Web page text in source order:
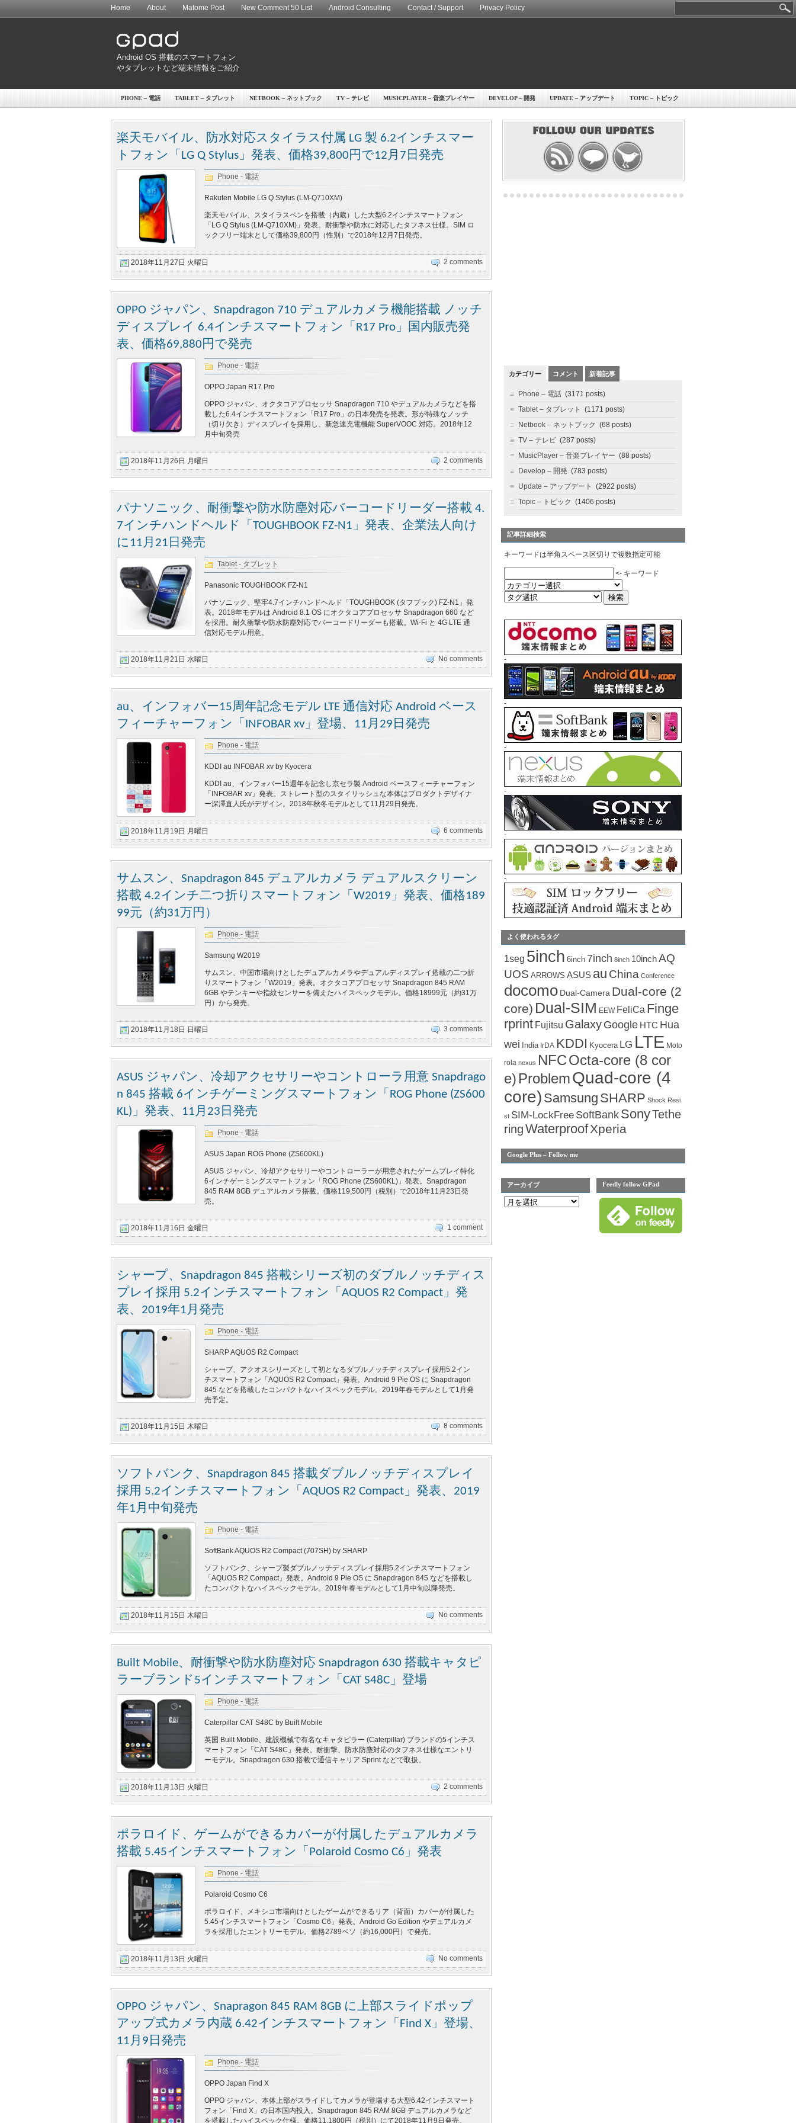
Home About Matome Post New Comment 50 List Android Consulting Contact / Support Privacy Policy
Android OS 搭載のスマートフォン
やタブレットなど端末情報をご紹介
PHONE – 電話 TABLET – タブレット NETBOOK – ネットブック TV – テレビ MUSICPLAYER – 音楽プレイヤー DEVELOP – 開発 UPDATE – アップデート TOPIC – トピック
楽天モバイル、防水対応スタイラス付属 LG 製 6.2インチスマー
トフォン「LG Q Stylus」発表、価格39,800円で12月7日発売
Phone - 電話
Rakuten Mobile LG Q Stylus (LM-Q710XM)
楽天モバイル、スタイラスペンを搭載（内蔵）した大型6.2インチスマートフォン
「LG Q Stylus (LM-Q710XM)」発表。耐衝撃や防水に対応したタフネス仕様。SIM ロ
ックフリー端末として価格39,800円（性別）で2018年12月7日発売。
2018年11月27日 火曜日 2 comments
OPPO ジャパン、Snapdragon 710 デュアルカメラ機能搭載 ノッチ
ディスプレイ 6.4インチスマートフォン「R17 Pro」国内販売発
表、価格69,880円で発売
Phone - 電話
OPPO Japan R17 Pro
OPPO ジャパン、オクタコアプロセッサ Snapdragon 710 やデュアルカメラなどを搭
載した6.4インチスマートフォン「R17 Pro」の日本発売を発表。形が特殊なノッチ
（切り欠き）ディスプレイを採用し、新急速充電機能 SuperVOOC 対応。2018年12
月中旬発売
2018年11月26日 月曜日 2 comments
パナソニック、耐衝撃や防水防塵対応バーコードリーダー搭載 4.
7インチハンドヘルド「TOUGHBOOK FZ-N1」発表、企業法人向け
に11月21日発売
Tablet - タブレット
Panasonic TOUGHBOOK FZ-N1
パナソニック、堅牢4.7インチハンドヘルド「TOUGHBOOK (タフブック) FZ-N1」発
表。2018年モデルは Android 8.1 OS にオクタコアプロセッサ Snapdragon 660 など
を採用。耐久衝撃や防水防塵対応でバーコードリーダーも搭載。Wi-Fi と 4G LTE 通
信対応モデル用意。
2018年11月21日 水曜日 No comments
au、インフォバー15周年記念モデル LTE 通信対応 Android ベース
フィーチャーフォン「INFOBAR xv」登場、11月29日発売
Phone - 電話
KDDI au INFOBAR xv by Kyocera
KDDI au、インフォバー15週年を記念し京セラ製 Android ベースフィーチャーフォン
「INFOBAR xv」発表。ストレート型のスタイリッシュな本体はプロダクトデザイナ
ー深澤直人氏がデザイン。2018年秋冬モデルとして11月29日発売。
2018年11月19日 月曜日 6 comments
サムスン、Snapdragon 845 デュアルカメラ デュアルスクリーン
搭載 4.2インチ二つ折りスマートフォン「W2019」発表、価格189
99元（約31万円）
Phone - 電話
Samsung W2019
サムスン、中国市場向けとしたデュアルカメラやデュアルディスプレイ搭載の二つ折
りスマートフォン「W2019」発表。オクタコアプロセッサ Snapdragon 845 RAM
6GB やテンキーや指紋センサーを備えたハイスペックモデル。価格18999元（約31万
円）から発売。
2018年11月18日 日曜日 3 comments
ASUS ジャパン、冷却アクセサリーやコントローラ用意 Snapdrago
n 845 搭載 6インチゲーミングスマートフォン「ROG Phone (ZS600
KL)」発表、11月23日発売
Phone - 電話
ASUS Japan ROG Phone (ZS600KL)
ASUS ジャパン、冷却アクセサリーやコントローラーが用意されたゲームプレイ特化
6インチゲーミングスマートフォン「ROG Phone (ZS600KL)」発表。Snapdragon
845 RAM 8GB デュアルカメラ搭載。価格119,500円（税別）で2018年11月23日発
売。
2018年11月16日 金曜日 1 comment
シャープ、Snapdragon 845 搭載シリーズ初のダブルノッチディス
プレイ採用 5.2インチスマートフォン「AQUOS R2 Compact」発
表、2019年1月発売
Phone - 電話
SHARP AQUOS R2 Compact
シャープ、アクオスシリーズとして初となるダブルノッチディスプレイ採用5.2イン
チスマートフォン「AQUOS R2 Compact」発表。Android 9 Pie OS に Snapdragon
845 などを搭載したコンパクトなハイスペックモデル。2019年春モデルとして1月発
売予定。
2018年11月15日 木曜日 8 comments
ソフトバンク、Snapdragon 845 搭載ダブルノッチディスプレイ
採用 5.2インチスマートフォン「AQUOS R2 Compact」発表、2019
年1月中旬発売
Phone - 電話
SoftBank AQUOS R2 Compact (707SH) by SHARP
ソフトバンク、シャープ製ダブルノッチディスプレイ採用5.2インチスマートフォン
「AQUOS R2 Compact」発表。Android 9 Pie OS に Snapdragon 845 などを搭載し
たコンパクトなハイスペックモデル。2019年春モデルとして1月中旬以降発売。
2018年11月15日 木曜日 No comments
Built Mobile、耐衝撃や防水防塵対応 Snapdragon 630 搭載キャタピ
ラーブランド5インチスマートフォン「CAT S48C」登場
Phone - 電話
Caterpillar CAT S48C by Built Mobile
英国 Built Mobile、建設機械で有名なキャタピラー (Caterpillar) ブランドの5インチス
マートフォン「CAT S48C」発表。耐衝撃、防水防塵対応のタフネス仕様なエントリ
ーモデル。Snapdragon 630 搭載で通信キャリア Sprint などで取扱。
2018年11月13日 火曜日 2 comments
ポラロイド、ゲームができるカバーが付属したデュアルカメラ
搭載 5.45インチスマートフォン「Polaroid Cosmo C6」発表
Phone - 電話
Polaroid Cosmo C6
ポラロイド、メキシコ市場向けとしたゲームができるリア（背面）カバーが付属した
5.45インチスマートフォン「Cosmo C6」発表。Android Go Edition やデュアルカメ
ラを採用したエントリーモデル。価格2789ペソ（約16,000円）で発売。
2018年11月13日 火曜日 No comments
OPPO ジャパン、Snapragon 845 RAM 8GB に上部スライドポップ
アップ式カメラ内蔵 6.42インチスマートフォン「Find X」登場、
11月9日発売
Phone - 電話
OPPO Japan Find X
OPPO ジャパン、本体上部がスライドしてカメラが登場する大型6.42インチスマート
フォン「Find X」の日本国内投入。Snapdragon 845 RAM 8GB デュアルカメラなど
を搭載したハイスペック仕様。価格11,1800円（税別）にて2018年11月9日発売。
カテゴリー コメント 新着記事
Phone – 電話 (3171 posts)
Tablet – タブレット
(1171 posts)
Netbook – ネットブック (68 posts)
TV – テレビ (287 posts)
MusicPlayer – 音楽プレイヤー (88 posts)
Develop – 開発 (783 posts)
Update – アップデート
(2922 posts)
Topic – トピック (1406 posts)
記事詳細検索
キーワードは半角スペース区切りで複数指定可能
<- キーワード
-
-
-
-
-
-
よく使われるタグ
1seg 5inch 6inch 7inch 8inch 10inchAQ
UOS ARROWS ASUS au China Conference
docomo Dual-Camera Dual-core (2
core) Dual-SIM EEW FeliCa Finge
rprint Fujitsu Galaxy Google HTC Hua
wei India IrDA KDDI Kyocera LG LTE Moto
rola nexus NFCOcta-core (8 cor
e) ProblemQuad-core (4
core) Samsung SHARP Shock Resi
st SIM-LockFree SoftBank SonyTethe
ringWaterproofXperia
Google Plus – Follow me
アーカイブ Feedly follow GPad